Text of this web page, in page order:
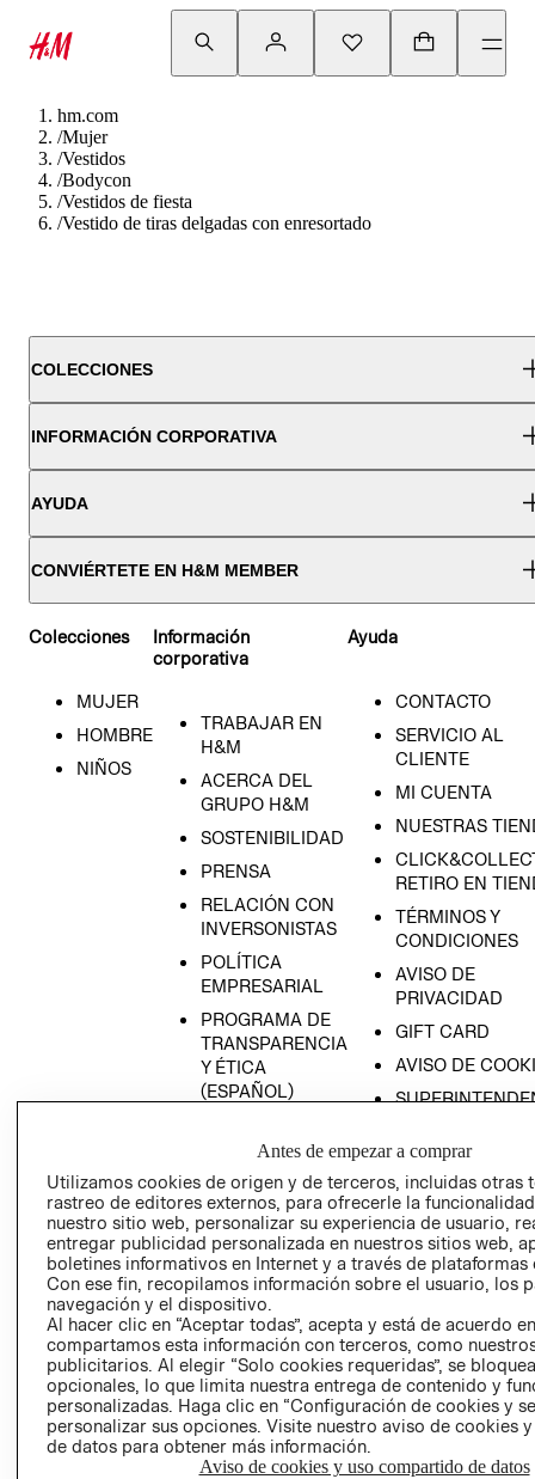
hm.com
/Mujer
/Vestidos
/Bodycon
/Vestidos de fiesta
/Vestido de tiras delgadas con enresortado
COLECCIONES
INFORMACIÓN CORPORATIVA
AYUDA
CONVIÉRTETE EN H&M MEMBER
Colecciones
MUJER
HOMBRE
NIÑOS
Información
corporativa
TRABAJAR EN
H&M
ACERCA DEL
GRUPO H&M
SOSTENIBILIDAD
PRENSA
RELACIÓN CON
INVERSONISTAS
POLÍTICA
EMPRESARIAL
PROGRAMA DE
TRANSPARENCIA
Y ÉTICA
(ESPAÑOL)
TRANSPARENCIA
Y ÉTICA (INGLÉS)
Ayuda
CONTACTO
SERVICIO AL
CLIENTE
MI CUENTA
NUESTRAS
RETIRO EN
TÉRMINOS Y
CONDICIONES
AVISO DE
PRIVACIDAD
GIFT CARD
AVISO DE
COMERCIO - SIC
PETICIONES
QUEJAS Y
RECLAMOS
Colombia ($)
CAMBIAR REGIÓN
Antes de empezar a comprar
Utilizamos cookies de origen y de terceros, incluidas otras
rastreo de editores externos, para ofrecerle la
nuestro sitio web, personalizar su experiencia de usuario,
entregar publicidad personalizada en nuestros sitios web,
boletines informativos en Internet y a través de plataformas
Con ese fin, recopilamos información sobre el usuario, los
navegación y el dispositivo.
Al hacer clic en “Aceptar todas”, acepta y está de acuerdo
compartamos esta información con terceros, como
publicitarios. Al elegir “Solo cookies requeridas”, se
opcionales, lo que limita nuestra entrega de contenido y
personalizadas. Haga clic en “Configuración de cookies y
personalizar sus opciones. Visite nuestro aviso de cookies
de datos para obtener más información.
Aviso de cookies y uso compartido de datos